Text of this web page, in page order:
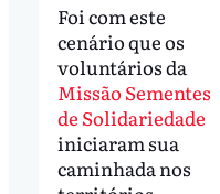
Foi com este
cenário que os
voluntários da
Missão Sementes
de Solidariedade
iniciaram sua
caminhada nos